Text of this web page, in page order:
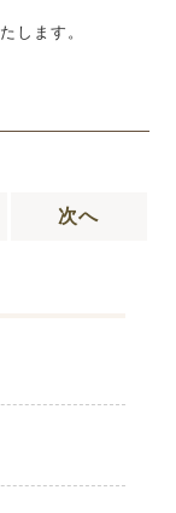
します。
次へ